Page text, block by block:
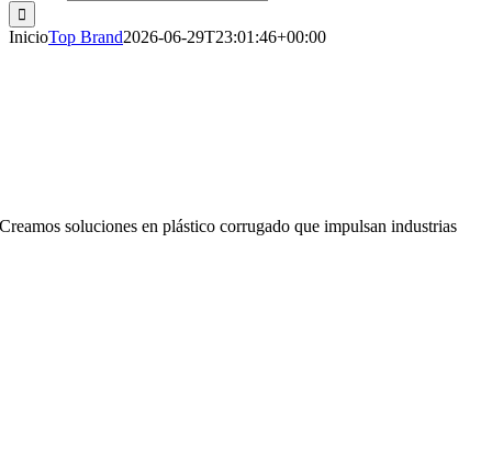
InicioTop Brand2026-06-29T23:01:46+00:00
Creamos soluciones en plástico corrugado que impulsan industrias